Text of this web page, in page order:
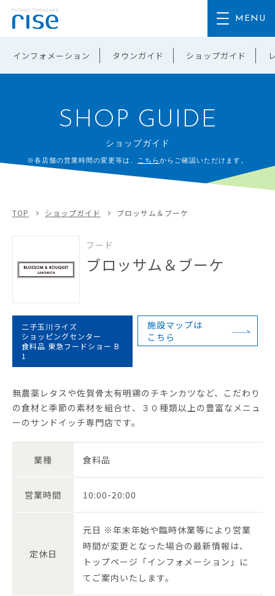
インフォメーション タウンガイド ショップガイド
SHOP GUIDE
ショップガイド
※各店舗の営業時間の変更等は、 こちらからご確認いただけます。
TOP ショップガイド ブロッサム＆ブーケ
フード
ブロッサム＆ブーケ
二子玉川ライズ
ショッピングセンター
食料品 東急フードショー B
1
施設マップは
こちら
無農薬レタスや佐賀骨太有明鶏のチキンカツなど、こだわり
の食材と季節の素材を組合せ、３０種類以上の豊富なメニュ
ーのサンドイッチ専門店です。
業種 食料品
営業時間 10:00-20:00
定休日
元日 ※年末年始や臨時休業等により営業
時間が変更となった場合の最新情報は、
トップページ「インフォメーション」に
てご案内いたします。